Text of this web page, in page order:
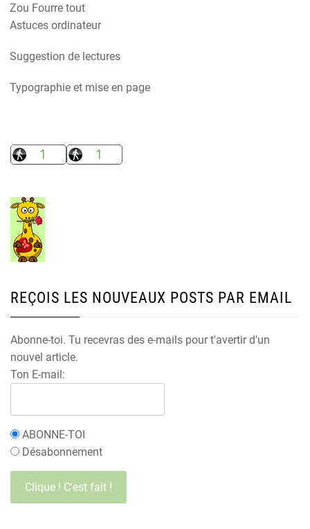
Zou Fourre tout
Astuces ordinateur
Suggestion de lectures
Typographie et mise en page
REÇOIS LES NOUVEAUX POSTS PAR EMAIL
Abonne-toi. Tu recevras des e-mails pour t'avertir d'un
nouvel article.
Ton E-mail:
ABONNE-TOI
Désabonnement